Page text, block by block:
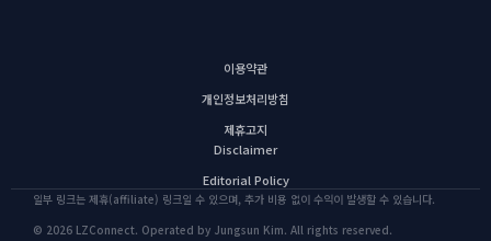
이용약관
개인정보처리방침
제휴고지
Disclaimer
Editorial Policy
일부 링크는 제휴(affiliate) 링크일 수 있으며, 추가 비용 없이 수익이 발생할 수 있습니다.
© 2026 LZConnect. Operated by Jungsun Kim. All rights reserved.